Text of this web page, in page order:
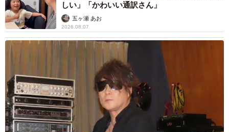
ー他にもゆうさんのお母さまの心配性エピソードはありま
すか？
今は学校の登下校に大人がついていくのが当たり前です
が、私たちが小学生の頃はどんなに遠い地区からでも子ど
もたちだけで登下校していました。でも母は片道40分の田
舎道を歩かせるのが心配だったようで、一緒に見通しのい
いところまで歩いてくれて、そこから私たちが学校に到着
するまでずーっと見ていてくれました。本当はついていき
しい」「かわいい通訳さん」
五ヶ瀬 あお
2026.08.07